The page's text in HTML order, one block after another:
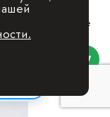
В сравнение